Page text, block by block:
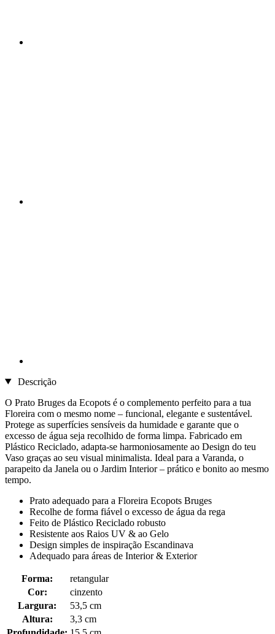
Descrição
O Prato Bruges da Ecopots é o complemento perfeito para a tua
Floreira com o mesmo nome – funcional, elegante e sustentável.
Protege as superfícies sensíveis da humidade e garante que o
excesso de água seja recolhido de forma limpa. Fabricado em
Plástico Reciclado, adapta-se harmoniosamente ao Design do teu
Vaso graças ao seu visual minimalista. Ideal para a Varanda, o
parapeito da Janela ou o Jardim Interior – prático e bonito ao mesmo
tempo.
Prato adequado para a Floreira Ecopots Bruges
Recolhe de forma fiável o excesso de água da rega
Feito de Plástico Reciclado robusto
Resistente aos Raios UV & ao Gelo
Design simples de inspiração Escandinava
Adequado para áreas de Interior & Exterior
Forma:
retangular
Cor:
cinzento
Largura:
53,5 cm
Altura:
3,3 cm